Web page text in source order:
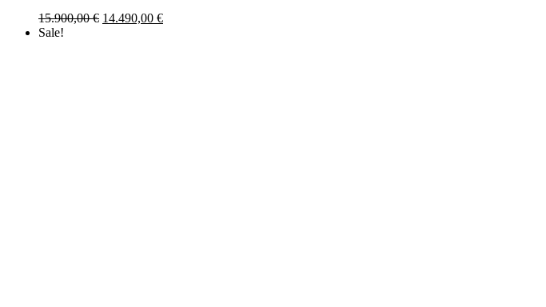
15.900,00€ Ursprünglicher
14.490,00 €Aktueller
Sale!